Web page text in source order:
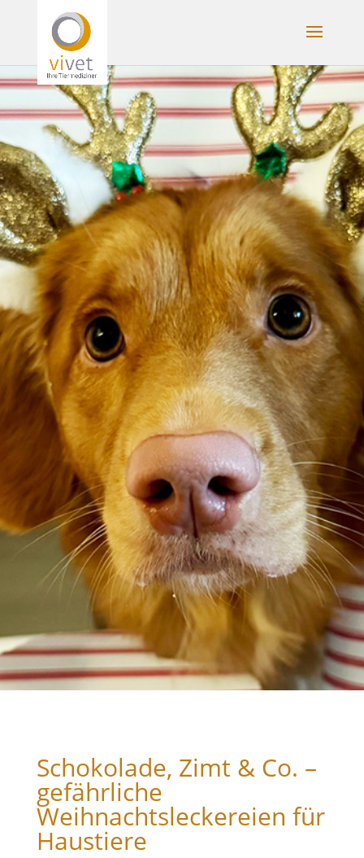
Schokolade, Zimt & Co. –
gefährliche
Weihnachtsleckereien für
Haustiere